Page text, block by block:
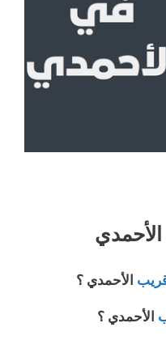
الأحمدي ؟
الأحمدي ؟